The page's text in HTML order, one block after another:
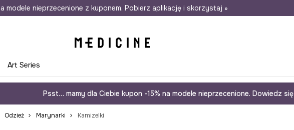
w 24h Darmowa dostawa do salonów 30 dni na zwrot
modele nieprzecenione z kuponem. Pobierz aplikację i skorzystaj »
Art Series
Psst… mamy dla Ciebie kupon -15% na modele nieprzecenione. Dowiedz
Odzież Marynarki Kamizelki